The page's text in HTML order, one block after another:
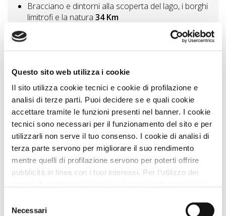
Questo sito web utilizza i cookie
Il sito utilizza cookie tecnici e cookie di profilazione e
analisi di terze parti. Puoi decidere se e quali cookie
accettare tramite le funzioni presenti nel banner. I cookie
tecnici sono necessari per il funzionamento del sito e per
utilizzarli non serve il tuo consenso. I cookie di analisi di
terza parte servono per migliorare il suo rendimento
mentre quelli di profilazione servono per poterti offrire
pubblicità in linea con i tuoi interessi. Per l’utilizzo dei
senza accettare” verranno installati solo i cookie tecnici.
delNecessari
Bracciano e dintorni alla scoperta del lago, i borghi
limitrofi e la natura 34 Km
Passeggiate in provincia di Rieti con il cane tra
65 Km
tra storia e natura:67 Km
Zampa Vacanza Consiglia